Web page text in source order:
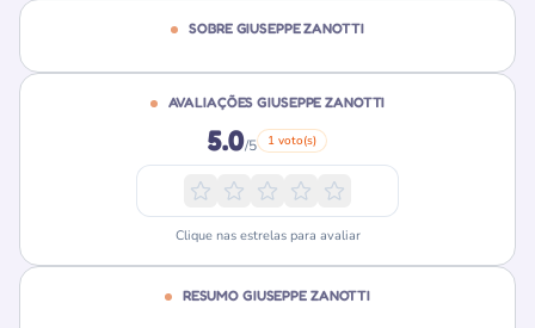
SOBRE GIUSEPPE ZANOTTI
AVALIAÇÕES GIUSEPPE ZANOTTI
5.0/5 1 voto(s)
Clique nas estrelas para avaliar
RESUMO GIUSEPPE ZANOTTI